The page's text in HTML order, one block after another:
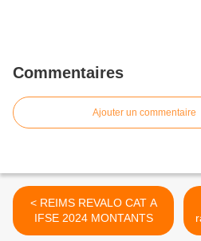
Commentaires
Ajouter un commentaire
< REIMS REVALO CAT A
IFSE 2024 MONTANTS